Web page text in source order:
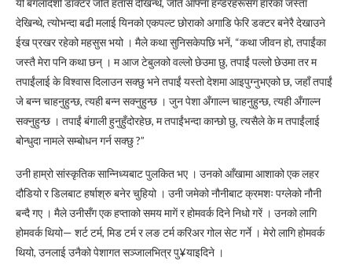
यी बंगलादेशी डाक्टर जति हतास देखिन्थे, जति आफ्ना हन्डरहरूसँग हारेका जस्ता
देखिन्थे, त्योभन्दा बढी मलाई यिनको एकपल्ट छोराको अगाडि फेरि डक्टर बनेरै देखाउने
ईख प्रखर रहेको महसुस भयो । मैले कथा सुनिसकेपछि भनें, “कथा जीवन हो, तपाईंका
जस्तै मेरा पनि कथा छन् । म आज टेबुलको वल्लो छेउमा छु, तपाईं पल्लो छेउमा तर म
तपाईंलाई के विश्वास दिलाउन सक्छु भने तपाईं यस्तो देशमा आइपुग्नुभएको छ, जहाँ तपाईं
जे बन्न चाहनुहुन्छ, त्यही बन्न सक्नुहुन्छ । जुन पेशा अँगाल्न चाहनुहुन्छ, त्यही अँगाल्न
सक्नुहुन्छ । तपाईं बंगाली हुनुहुँदोरहेछ, म तपाईंभन्दा कान्छो छु, त्यसैले के म तपाईंलाई
बोन्धुदा नामले सम्बोधन गर्न सक्छु ?”
उनी हाम्रो सांस्कृतिक सान्निध्यबाट पुलकित भए । उनको आँखामा आशाको एक लहर
दौडियो र डिलबाट हर्षाश्रु बनेर चुहियो । उनी जमेको नौनीबाट क्रमशः पग्लेको नौनी
बन्दै गए । मैले उनीसँग एक हप्ताको समय मागें र होमवर्क दिने निधो गरें । उनको लागि
होमवर्क थियो— शर्ट टर्म, मिड टर्म र लङ टर्म करिअर गोल सेट गर्ने । मेरो लागि होमवर्क
थियो, उनलाई उनैको पेशागत सञ्जालभित्र पु¥याइदिने ।